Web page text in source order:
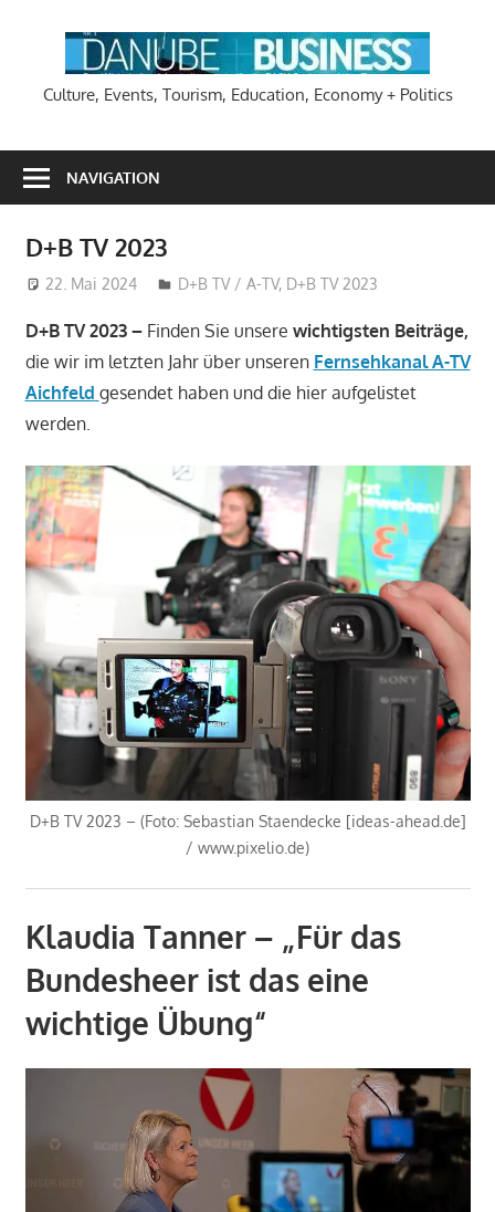
Culture, Events, Tourism, Education, Economy + Politics
NAVIGATION
D+B TV 2023
22. Mai 2024 Hans-Joachim Schlobach
D+B TV / A-TV, D+B TV 2023
D+B TV 2023 –Finden Sie unsere wichtigsten Beiträge,
die wir im letzten Jahr über unseren Fernsehkanal A-TV
Aichfeld gesendet haben und die hier aufgelistet
werden.
D+B TV 2023 – (Foto: Sebastian Staendecke [ideas-ahead.de]
/ www.pixelio.de)
Klaudia Tanner – „Für das
Bundesheer ist das eine
wichtige Übung“